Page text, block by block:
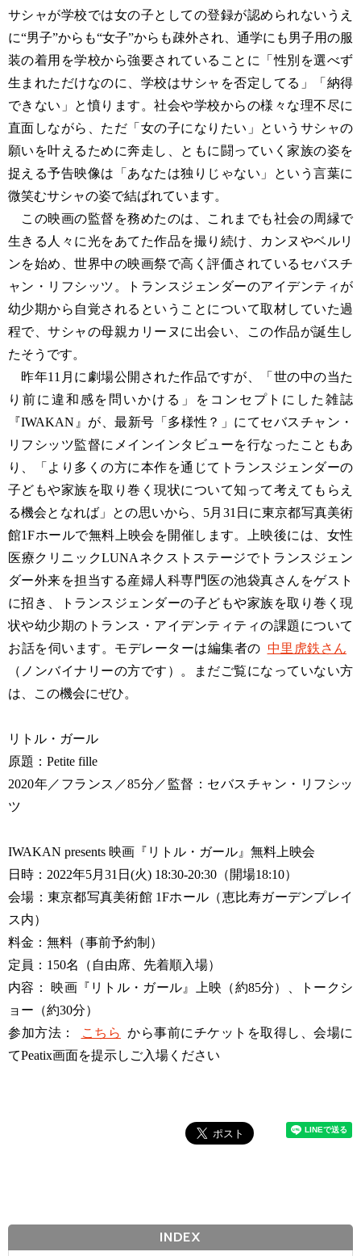
サシャが学校では女の子としての登録が認められないうえ
に“男子”からも“女子”からも疎外され、通学にも男子用の服
装の着用を学校から強要されていることに「性別を選べず
生まれただけなのに、学校はサシャを否定してる」「納得
できない」と憤ります。社会や学校からの様々な理不尽に
直面しながら、ただ「女の子になりたい」というサシャの
願いを叶えるために奔走し、ともに闘っていく家族の姿を
捉える予告映像は「あなたは独りじゃない」という言葉に
微笑むサシャの姿で結ばれています。
この映画の監督を務めたのは、これまでも社会の周縁で
生きる人々に光をあてた作品を撮り続け、カンヌやベルリ
ンを始め、世界中の映画祭で高く評価されているセバスチ
ャン・リフシッツ。トランスジェンダーのアイデンティが
幼少期から自覚されるということについて取材していた過
程で、サシャの母親カリーヌに出会い、この作品が誕生し
たそうです。
昨年11月に劇場公開された作品ですが、「世の中の当た
り前に違和感を問いかける」をコンセプトにした雑誌
『IWAKAN』が、最新号「多様性？」にてセバスチャン・
リフシッツ監督にメインインタビューを行なったこともあ
り、「より多くの方に本作を通じてトランスジェンダーの
子どもや家族を取り巻く現状について知って考えてもらえ
る機会となれば」との思いから、5月31日に東京都写真美術
館1Fホールで無料上映会を開催します。上映後には、女性
医療クリニックLUNAネクストステージでトランスジェン
ダー外来を担当する産婦人科専門医の池袋真さんをゲスト
に招き、トランスジェンダーの子どもや家族を取り巻く現
状や幼少期のトランス・アイデンティティの課題について
お話を伺います。モデレーターは編集者の 中里虎鉄さん
（ノンバイナリーの方です）。まだご覧になっていない方
は、この機会にぜひ。
リトル・ガール
原題：Petite fille
2020年／フランス／85分／監督：セバスチャン・リフシッ
ツ
IWAKAN presents 映画『リトル・ガール』無料上映会
日時：2022年5月31日(火) 18:30-20:30（開場18:10）
会場：東京都写真美術館 1Fホール（恵比寿ガーデンプレイ
ス内）
料金：無料（事前予約制）
定員：150名（自由席、先着順入場）
内容： 映画『リトル・ガール』上映（約85分）、トークシ
ョー（約30分）
参加方法：
こちら から事前にチケットを取得し、会場に
てPeatix画面を提示しご入場ください
INDEX